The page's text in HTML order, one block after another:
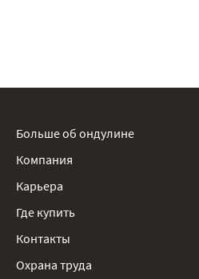
Больше об ондулине
Компания
Карьера
Где купить
Контакты
Охрана труда